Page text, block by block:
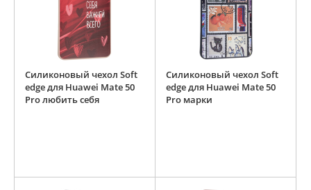
Силиконовый чехол Soft
edge для Huawei Mate 50
Pro любить себя
Силиконовый чехол Soft
edge для Huawei Mate 50
Pro марки